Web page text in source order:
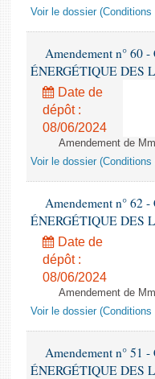
Voir le dossier
Amendement n° 60
ÉNERGÉTIQUE DES
Date de
dépôt :
08/06/2024
Amendement de
Voir le dossier
Amendement n° 62
ÉNERGÉTIQUE DES
Date de
dépôt :
08/06/2024
Amendement de
Voir le dossier
Amendement n° 51
ÉNERGÉTIQUE DES